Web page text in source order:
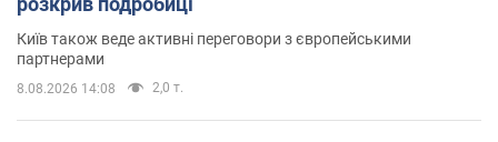
Київ також веде активні переговори з європейськими
партнерами
8.08.2026 14:08 2,0 т.